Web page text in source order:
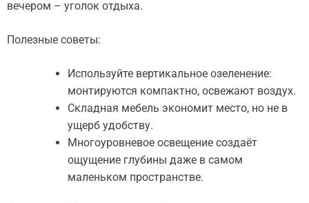
вечером – уголок отдыха.
Полезные советы:
Используйте вертикальное озеленение:
монтируются компактно, освежают воздух.
Складная мебель экономит место, но не в
ущерб удобству.
Многоуровневое освещение создаёт
ощущение глубины даже в самом
маленьком пространстве.